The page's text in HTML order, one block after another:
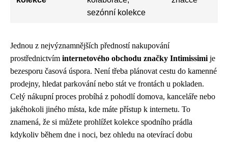
sezónní kolekce
Jednou z nejvýznamnějších předností nakupování
prostřednictvím internetového obchodu značky Intimissimi je
bezesporu časová úspora. Není třeba plánovat cestu do kamenné
prodejny, hledat parkování nebo stát ve frontách u pokladen.
Celý nákupní proces probíhá z pohodlí domova, kanceláře nebo
jakéhokoli jiného místa, kde máte přístup k internetu. To
znamená, že si můžete prohlížet kolekce spodního prádla
kdykoliv během dne i noci, bez ohledu na otevírací dobu